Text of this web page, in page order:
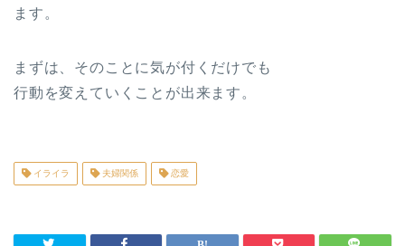
ます。
まずは、そのことに気が付くだけでも
行動を変えていくことが出来ます。
イライラ 夫婦関係 恋愛